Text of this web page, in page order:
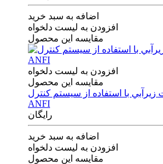
اضافه به سبد خرید
افزودن به لیست دلخواه
مقایسه این محصول
افزودن به لیست دلخواه
مقایسه این محصول
زيرآبي با استفاده از سيستم كنترل
ANFI
رایگان
اضافه به سبد خرید
افزودن به لیست دلخواه
مقایسه این محصول